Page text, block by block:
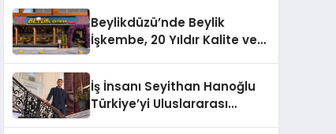
Holding Industrial City”
Projesini Hayata Geçirecek
Beylikdüzü’nde Beylik
İşkembe, 20 Yıldır Kalite ve
İş İnsanı Seyithan Hanoğlu
Türkiye’yi Uluslararası